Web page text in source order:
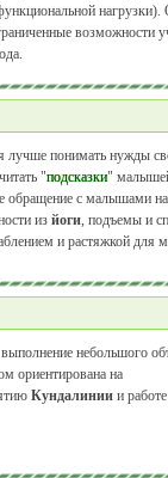
нагрузки).
возможности
лучше понимать нужды
"подсказки"
обращение с малышами на
из йоги, подъемы и
и растяжкой для
небольшого
ориентирована на
Кундалиниии